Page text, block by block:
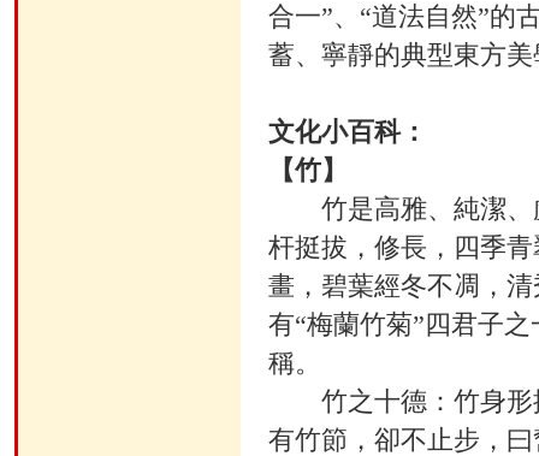
合一”、“道法自然”的
蓄、寧靜的典型東方
文化小百科：
【竹】
竹是高雅、純潔、
杆挺拔，修長，四季
畫，碧葉經冬不凋，
有“梅蘭竹菊”四君子
稱。
竹之十德：竹身形
有竹節，卻不止步，